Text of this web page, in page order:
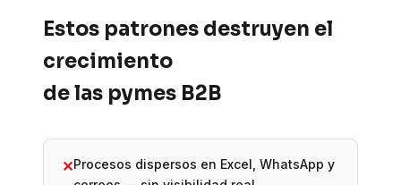
Estos patrones destruyen el
crecimiento
de las pymes B2B
✕Procesos dispersos en Excel, WhatsApp y